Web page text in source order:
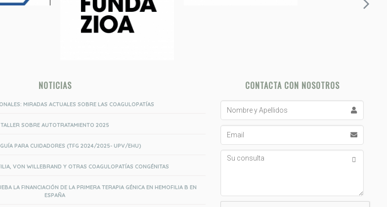
NOTICIAS
MIRADAS ACTUALES SOBRE LAS COAGULOPATÍAS
TALLER SOBRE AUTOTRATAMIENTO 2025
PARA CUIDADORES (TFG 2024/2025- UPV/EHU)
VON WILLEBRAND Y OTRAS COAGULOPATÍAS CONGÉNITAS
LA FINANCIACIÓN DE LA PRIMERA TERAPIA GÉNICA EN HEMOFILIA B EN
ESPAÑA
CONTACTA CON NOSOTROS
Apellidos
Su